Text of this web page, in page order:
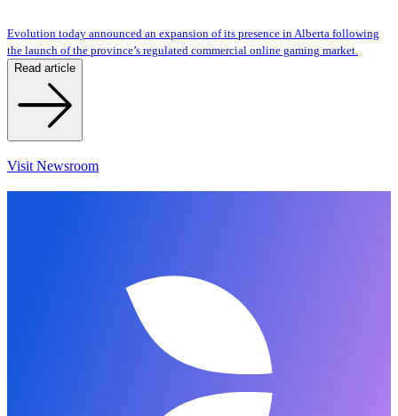
Evolution today announced an expansion of its presence in Alberta following
the launch of the province’s regulated commercial online gaming market.
Read article
Visit Newsroom